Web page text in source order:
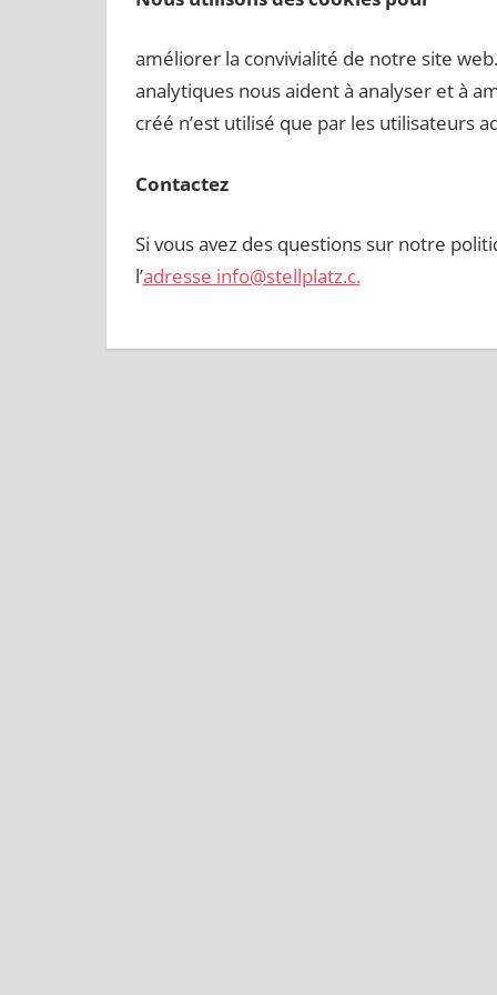
améliorer la convivialité de notre site
analytiques nous aident à analyser et à
créé n’est utilisé que par les utilisateurs
Contactez
Si vous avez des questions sur notre
l’adresse info@stellplatz.c.